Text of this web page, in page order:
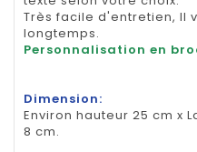
Très facile d'entretien, Il
longtemps.
Personnalisation en
Dimension:
Environ hauteur 25 cm x
8 cm.